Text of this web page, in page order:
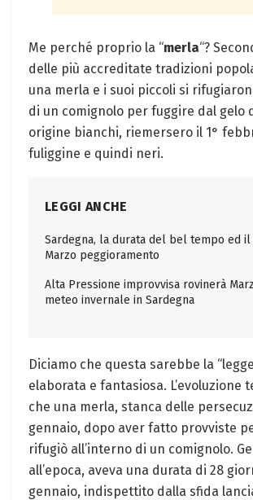
Me perché proprio la “merla“?
delle più accreditate tradizioni
una merla e i suoi piccoli si
di un comignolo per fuggire dal gelo
origine bianchi, riemersero il 1°
fuliggine e quindi neri.
LEGGI ANCHE
Sardegna, la durata del bel tempo ed il
Marzo peggioramento
Alta Pressione improvvisa rovinerà
meteo invernale in Sardegna
Diciamo che questa sarebbe la
elaborata e fantasiosa. L’evoluzione
che una merla, stanca delle
gennaio, dopo aver fatto provviste
rifugiò all’interno di un comignolo.
all’epoca, aveva una durata di 28
gennaio, indispettito dalla sfida